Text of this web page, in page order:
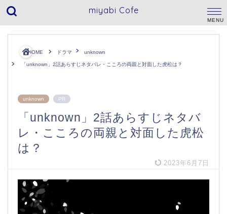
miyabi Cofe
HOME ドラマ unknown
「unknown」2話あらすじネタバレ・こころの両親と対面した虎松は？
unknown PR
「unknown」2話あらすじネタバ
レ・こころの両親と対面した虎松
は？
2023年6月7日